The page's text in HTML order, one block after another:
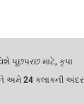
પૂછપરછ માટે, કૃપા
અમે 24 કલાકની અંદર